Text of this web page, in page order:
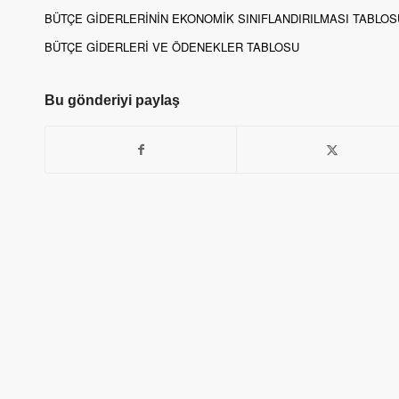
BÜTÇE GİDERLERİNİN EKONOMİK SINIFLANDIRILMASI
BÜTÇE GİDERLERİ VE ÖDENEKLER TABLOSU
Bu gönderiyi paylaş